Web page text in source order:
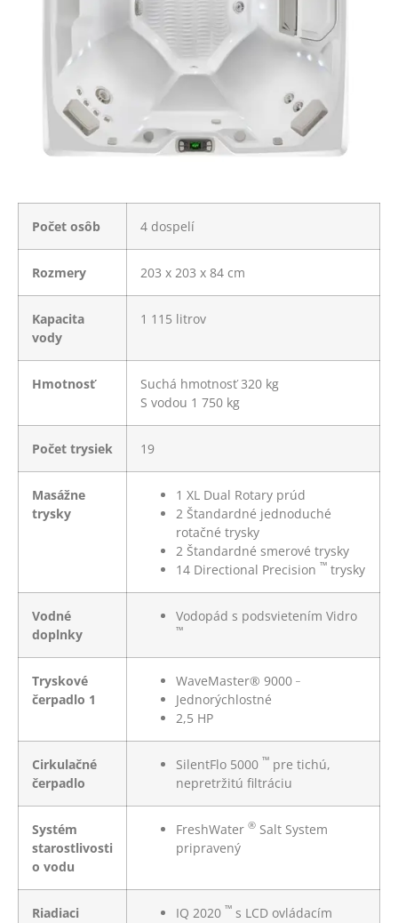
Počet osôb 4 dospelí
Rozmery 203 x 203 x 84 cm
Kapacita
vody
1 115 litrov
Hmotnosť
Suchá hmotnosť 320 kg
S vodou 1 750 kg
Počet trysiek 19
Masážne
trysky
1 XL Dual Rotary prúd
2 Štandardné jednoduché
rotačné trysky
2 Štandardné smerové trysky
14 Directional Precision ™ trysky
Vodné
doplnky
Vodopád s podsvietením Vidro
™
Tryskové
čerpadlo 1
WaveMaster® 9000
Jednorýchlostné
2,5 HP
Cirkulačné
čerpadlo
SilentFlo 5000 ™ pre tichú,
nepretržitú filtráciu
Systém
starostlivosti
o vodu
FreshWater ® Salt System
pripravený
Riadiaci
IQ 2020 ™ s LCD ovládacím